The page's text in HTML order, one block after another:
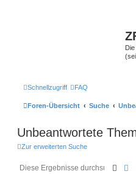
Schnellzugriff FAQ
Foren-Übersicht Suche
Unbeantwortete
Zur erweiterten Suche
Suche